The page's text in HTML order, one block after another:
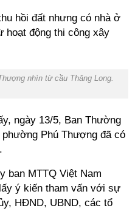
hồi đất nhưng có nhà ở
hoạt động thi công xây
nhìn từ cầu Thăng Long.
ngày 13/5, Ban Thường
Phú Thượng đã có
ban MTTQ Việt Nam
ý kiến tham vấn với sự
HĐND, UBND, các tổ